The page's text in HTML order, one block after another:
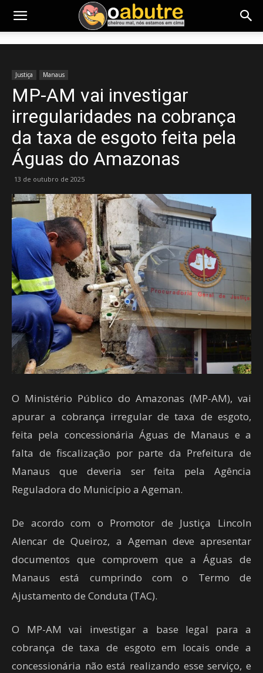
Justiça Manaus
MP-AM vai investigar
irregularidades na cobrança
da taxa de esgoto feita pela
Águas do Amazonas
13 de outubro de 2025
O Ministério Público do Amazonas (MP-AM), vai
apurar a cobrança irregular de taxa de esgoto,
feita pela concessionária Águas de Manaus e a
falta de fiscalização por parte da Prefeitura de
Manaus que deveria ser feita pela Agência
Reguladora do Município a Ageman.
De acordo com o Promotor de Justiça Lincoln
Alencar de Queiroz, a Ageman deve apresentar
documentos que comprovem que a Águas de
Manaus está cumprindo com o Termo de
Ajustamento de Conduta (TAC).
O MP-AM vai investigar a base legal para a
cobrança de taxa de esgoto em locais onde a
concessionária não está realizando esse serviço, e